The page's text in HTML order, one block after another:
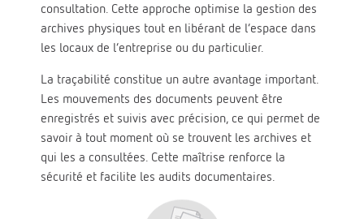
consultation. Cette approche optimise la gestion des
archives physiques tout en libérant de l’espace dans
les locaux de l’entreprise ou du particulier.
La traçabilité constitue un autre avantage important.
Les mouvements des documents peuvent être
enregistrés et suivis avec précision, ce qui permet de
savoir à tout moment où se trouvent les archives et
qui les a consultées. Cette maîtrise renforce la
sécurité et facilite les audits documentaires.